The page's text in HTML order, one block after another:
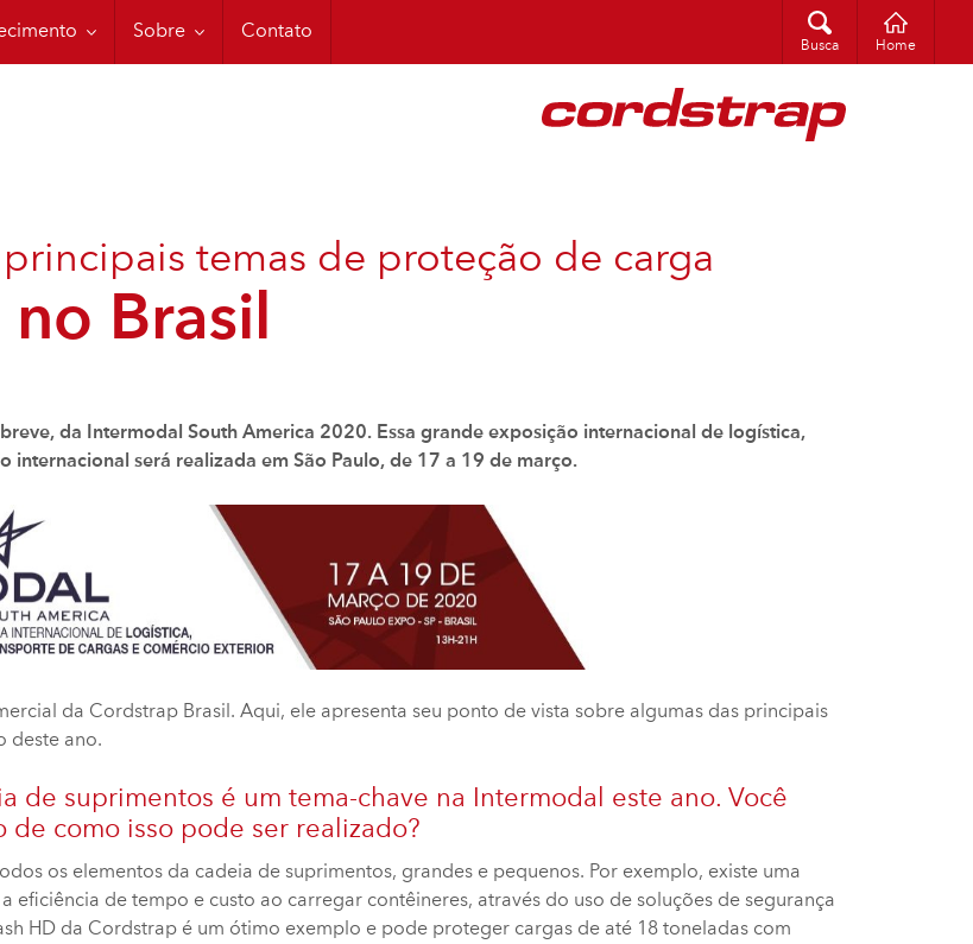
Busca Home
Sobre
Código CTU Contato
temas de proteção de carga
Brasil
da Intermodal South America 2020. Essa grande exposição internacional de logística,
internacional será realizada em São Paulo, de 17 a 19 de março.
da Cordstrap Brasil. Aqui, ele apresenta seu ponto de vista sobre algumas das principais
deste ano.
de suprimentos é um tema-chave na Intermodal este ano. Você
de como isso pode ser realizado?
os elementos da cadeia de suprimentos, grandes e pequenos. Por exemplo, existe uma
eficiência de tempo e custo ao carregar contêineres, através do uso de soluções de segurança
HD da Cordstrap é um ótimo exemplo e pode proteger cargas de até 18 toneladas com